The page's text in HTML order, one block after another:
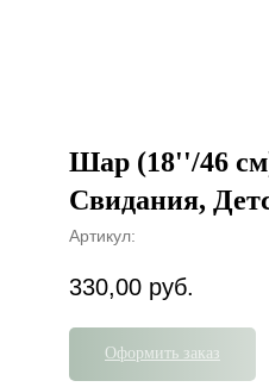
Шар (18''/46
Свидания,
Артикул:
330,00 руб.
Оформить заказ